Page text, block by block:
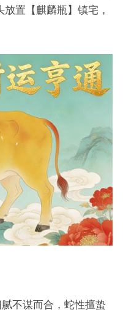
置【麒麟瓶】镇宅，
不谋而合，蛇性擅蛰